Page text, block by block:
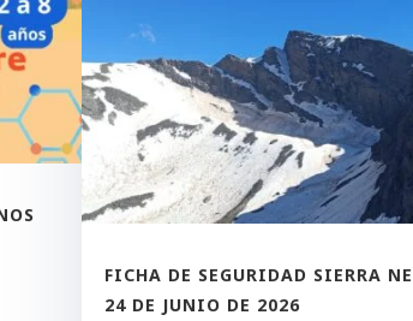
FICHA DE SEGURIDAD SIERRA
24 DE JUNIO DE 2026